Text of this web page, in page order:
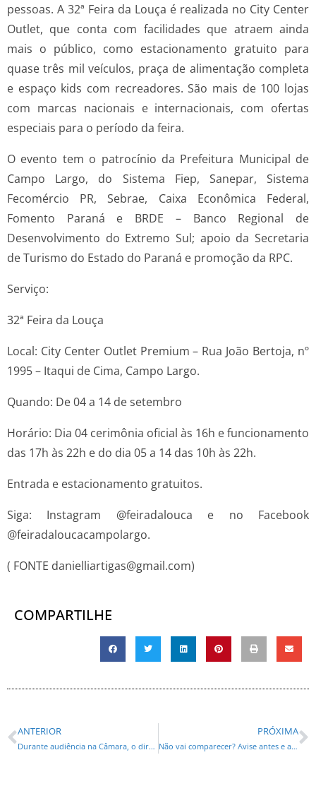
pessoas. A 32ª Feira da Louça é realizada no City Center
Outlet, que conta com facilidades que atraem ainda
mais o público, como estacionamento gratuito para
quase três mil veículos, praça de alimentação completa
e espaço kids com recreadores. São mais de 100 lojas
com marcas nacionais e internacionais, com ofertas
especiais para o período da feira.
O evento tem o patrocínio da Prefeitura Municipal de
Campo Largo, do Sistema Fiep, Sanepar, Sistema
Fecomércio PR, Sebrae, Caixa Econômica Federal,
Fomento Paraná e BRDE – Banco Regional de
Desenvolvimento do Extremo Sul; apoio da Secretaria
de Turismo do Estado do Paraná e promoção da RPC.
Serviço:
32ª Feira da Louça
Local: City Center Outlet Premium – Rua João Bertoja, nº
1995 – Itaqui de Cima, Campo Largo.
Quando: De 04 a 14 de setembro
Horário: Dia 04 cerimônia oficial às 16h e funcionamento
das 17h às 22h e do dia 05 a 14 das 10h às 22h.
Entrada e estacionamento gratuitos.
Siga: Instagram @feiradalouca e no Facebook
@feiradaloucacampolargo.
( FONTE danielliartigas@gmail.com)
COMPARTILHE
ANTERIOR
Durante audiência na Câmara, o diretor da CNM Edimar Santos, mostra impacto negativo da PEC 14/2021
PRÓXIMA
Não vai comparecer? Avise antes e ajude a reduzir as filas!